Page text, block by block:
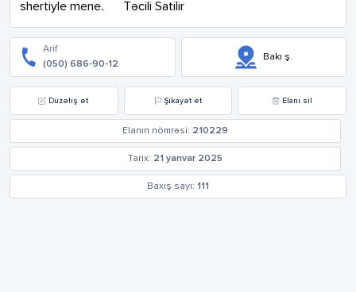
shertiyle mene.      Təcili Satilir
Arif
(050) 686-90-12
Bakı ş.
Düzəliş et Şikayət et Elanı sil
Elanın nömrəsi: 210229
Tarix: 21 yanvar 2025
Baxış sayı: 111